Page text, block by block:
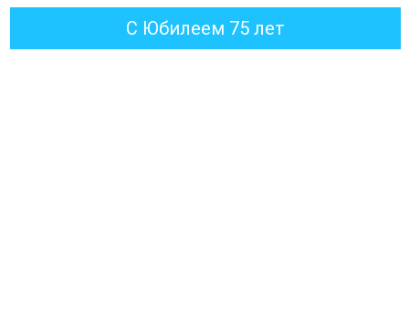
С Юбилеем 75 лет